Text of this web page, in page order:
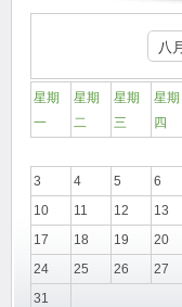
星期
一
星期
二
星期
三
星期
四
3
4 5 6
10
11 12 13
17
18 19 20
24
25 26 27
31